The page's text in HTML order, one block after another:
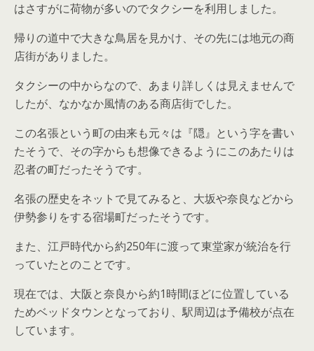
はさすがに荷物が多いのでタクシーを利用しました。
帰りの道中で大きな鳥居を見かけ、その先には地元の商
店街がありました。
タクシーの中からなので、あまり詳しくは見えませんで
したが、なかなか風情のある商店街でした。
この名張という町の由来も元々は『隠』という字を書い
たそうで、その字からも想像できるようにこのあたりは
忍者の町だったそうです。
名張の歴史をネットで見てみると、大坂や奈良などから
伊勢参りをする宿場町だったそうです。
また、江戸時代から約250年に渡って東堂家が統治を行
っていたとのことです。
現在では、大阪と奈良から約1時間ほどに位置している
ためベッドタウンとなっており、駅周辺は予備校が点在
しています。